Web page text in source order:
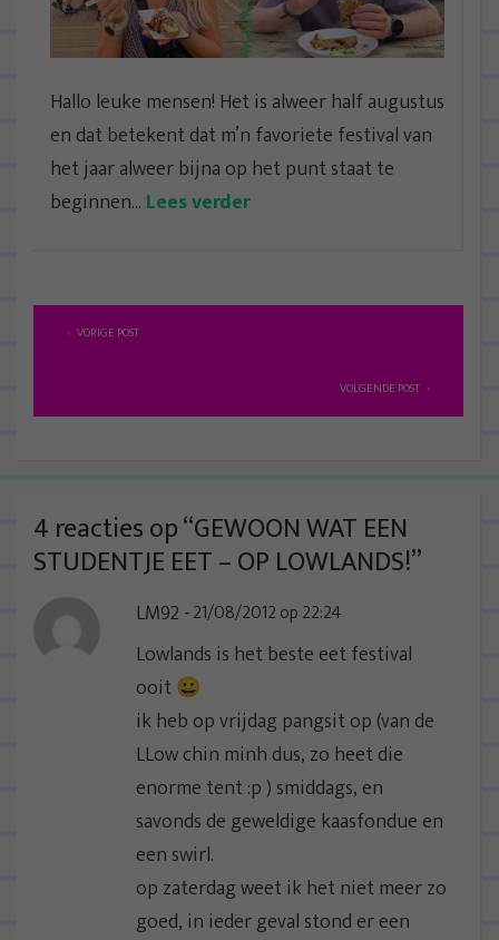
Hallo leuke mensen! Het is alweer half augustus
en dat betekent dat m’n favoriete festival van
het jaar alweer bijna op het punt staat te
beginnen... Lees verder
B
i
t
n
v
i
VORIGE POST
VOLGENDE POST
4 reacties op “GEWOON WAT EEN
STUDENTJE EET – OP LOWLANDS!”
LM92 21/08/2012 op 22:24
Lowlands is het beste eet festival
ooit 😀
ik heb op vrijdag pangsit op (van de
LLow chin minh dus, zo heet die
enorme tent :p ) smiddags, en
savonds de geweldige kaasfondue en
een swirl.
op zaterdag weet ik het niet meer zo
goed, in ieder geval stond er een